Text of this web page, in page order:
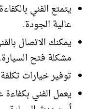
يتمتع الفني
عالية الجودة.
يمكنك الاتصال
مشكلة فتح السيارة.
توفير خيارات
يعمل الفني